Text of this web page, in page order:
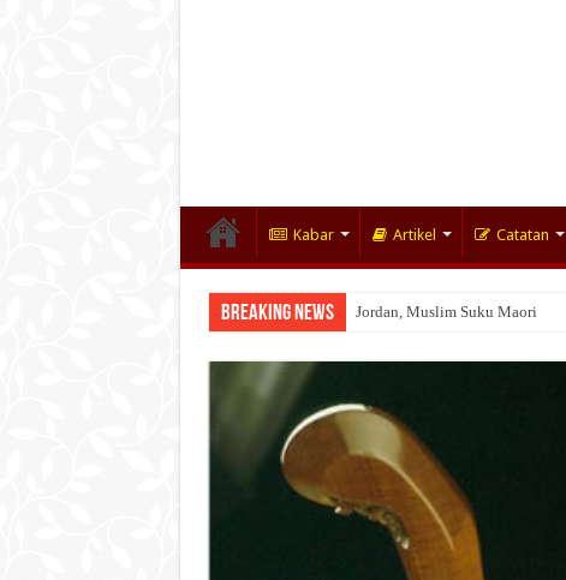
Kabar Artikel Catatan
Breaking News Jordan, Muslim Suku Maori
Wakaf Emas Muktamar